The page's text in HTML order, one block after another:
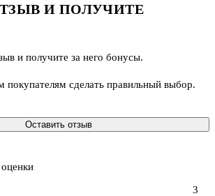
И ПОЛУЧИТЕ
и получите за него бонусы.
сделать правильный выбор.
Оставить отзыв
3